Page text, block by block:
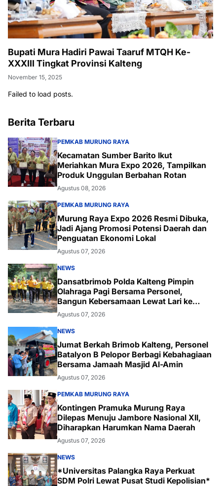
Bupati Mura Hadiri Pawai Taaruf MTQH Ke-
XXXIII Tingkat Provinsi Kalteng
November 15, 2025
Failed to load posts.
Berita Terbaru
PEMKAB MURUNG RAYA
Kecamatan Sumber Barito Ikut
Meriahkan Mura Expo 2026, Tampilkan
Produk Unggulan Berbahan Rotan
Agustus 08, 2026
PEMKAB MURUNG RAYA
Murung Raya Expo 2026 Resmi Dibuka,
Jadi Ajang Promosi Potensi Daerah dan
Penguatan Ekonomi Lokal
Agustus 07, 2026
NEWS
Dansatbrimob Polda Kalteng Pimpin
Olahraga Pagi Bersama Personel,
Bangun Kebersamaan Lewat Lari ke
Bukit Baranahu
Agustus 07, 2026
NEWS
Jumat Berkah Brimob Kalteng, Personel
Batalyon B Pelopor Berbagi Kebahagiaan
Bersama Jamaah Masjid Al-Amin
Agustus 07, 2026
PEMKAB MURUNG RAYA
Kontingen Pramuka Murung Raya
Dilepas Menuju Jambore Nasional XII,
Diharapkan Harumkan Nama Daerah
Agustus 07, 2026
NEWS
*Universitas Palangka Raya Perkuat
SDM Polri Lewat Pusat Studi Kepolisian*